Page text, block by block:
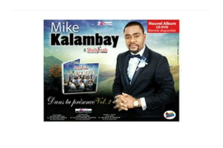
cabinet gestion hopital
demande de pub
Facturation de séjour